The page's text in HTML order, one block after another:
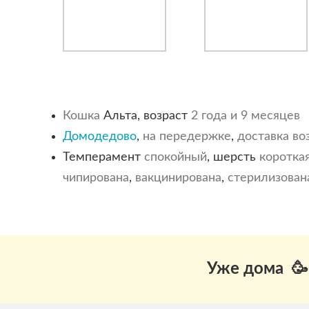
Кошка Альта, возраст 2 года и 9 месяцев
Домодедово, на передержке, доставка
Темперамент спокойный, шерсть
чипирована, вакцинирована,
Уже дома 🥳